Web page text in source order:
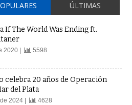
ÚLTIMAS
If The World Was Ending ft.
2020 | 5598
celebra 20 años de Operación
del Plata
2024 | 4628